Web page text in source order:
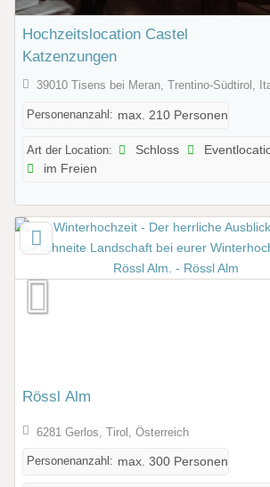
Hochzeitslocation Castel
Katzenzungen
39010 Tisens bei Meran, Trentino-Südtirol,
Personenanzahl: max. 210 Personen
Art der Location: Schloss
im Freien
Rössl Alm
6281 Gerlos, Tirol, Österreich
Personenanzahl: max. 300 Personen